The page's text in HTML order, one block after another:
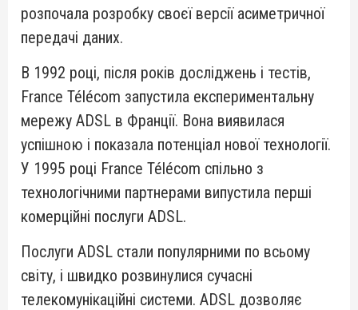
розпочала розробку своєї версії асиметричної
передачі даних.
В 1992 році, після років досліджень і тестів,
France Télécom запустила експериментальну
мережу ADSL в Франції. Вона виявилася
успішною і показала потенціал нової технології.
У 1995 році France Télécom спільно з
технологічними партнерами випустила перші
комерційні послуги ADSL.
Послуги ADSL стали популярними по всьому
світу, і швидко розвинулися сучасні
телекомунікаційні системи. ADSL дозволяє